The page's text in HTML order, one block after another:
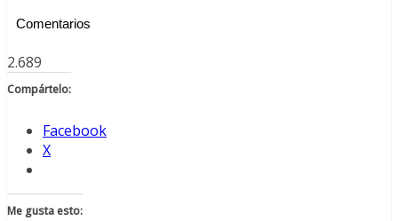
Comentarios
2.689
Compártelo:
Facebook
X
Me gusta esto: